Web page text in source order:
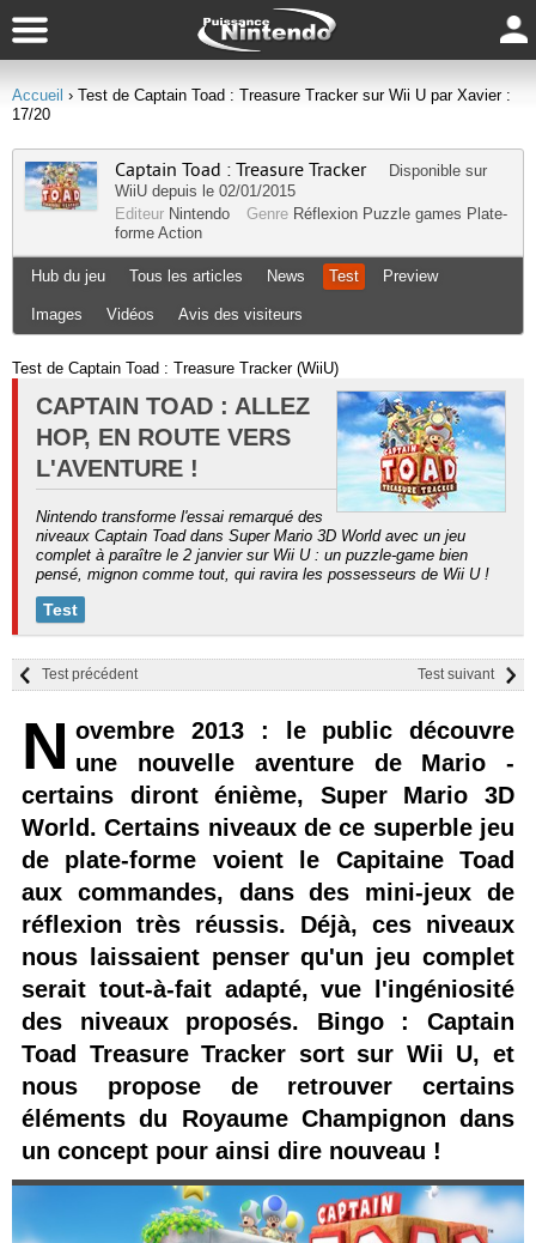
Accueil › Test de Captain Toad : Treasure Tracker sur Wii U par Xavier :
17/20
Captain Toad : Treasure Tracker
Disponible sur
WiiU depuis le 02/01/2015
Editeur Nintendo Genre Réflexion Puzzle games Plate-
forme Action
Hub du jeu Tous les articles News Test Preview
Images Vidéos Avis des visiteurs
Test de Captain Toad : Treasure Tracker (WiiU)
CAPTAIN TOAD : ALLEZ
HOP, EN ROUTE VERS
L'AVENTURE !
Nintendo transforme l'essai remarqué des
niveaux Captain Toad dans Super Mario 3D World avec un jeu
complet à paraître le 2 janvier sur Wii U : un puzzle-game bien
pensé, mignon comme tout, qui ravira les possesseurs de Wii U !
Test
Test suivant
Test précédent
N ovembre 2013 : le public découvre
une nouvelle aventure de Mario -
certains diront énième, Super Mario 3D
World. Certains niveaux de ce superble jeu
de plate-forme voient le Capitaine Toad
aux commandes, dans des mini-jeux de
réflexion très réussis. Déjà, ces niveaux
nous laissaient penser qu'un jeu complet
serait tout-à-fait adapté, vue l'ingéniosité
des niveaux proposés. Bingo : Captain
Toad Treasure Tracker sort sur Wii U, et
nous propose de retrouver certains
éléments du Royaume Champignon dans
un concept pour ainsi dire nouveau !